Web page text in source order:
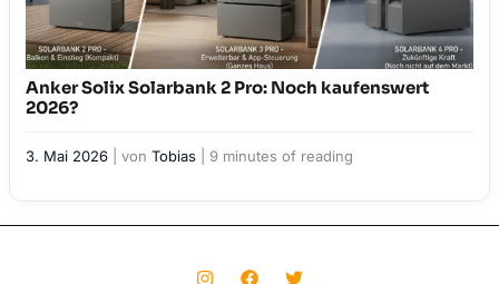
Anker Solix Solarbank 2 Pro: Noch kaufenswert
2026?
3. Mai 2026 | von Tobias 9 minutes of reading